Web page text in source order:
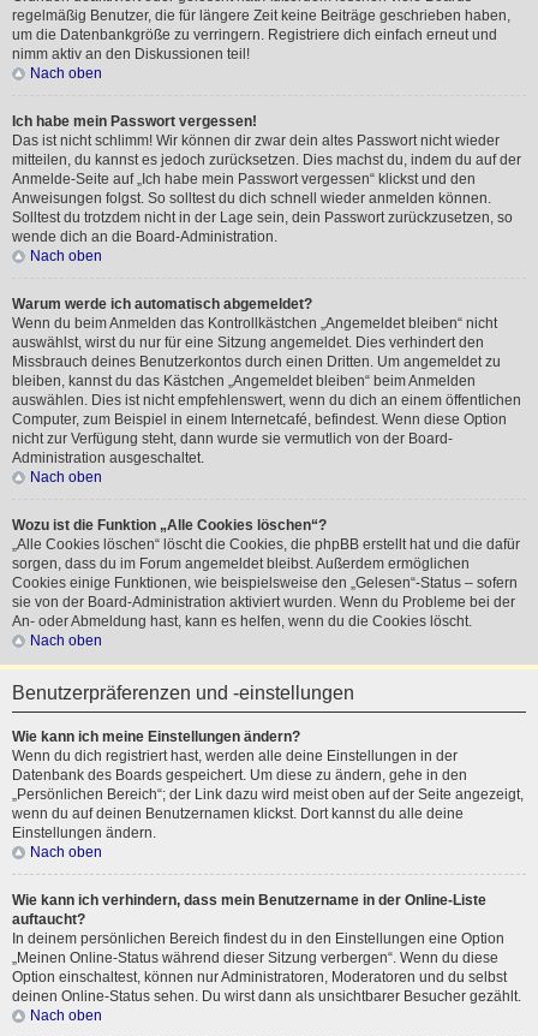
regelmäßig Benutzer, die für längere Zeit keine Beiträge geschrieben haben,
um die Datenbankgröße zu verringern. Registriere dich einfach erneut und
nimm aktiv an den Diskussionen teil!
Nach oben
Ich habe mein Passwort vergessen!
Das ist nicht schlimm! Wir können dir zwar dein altes Passwort nicht wieder
mitteilen, du kannst es jedoch zurücksetzen. Dies machst du, indem du auf der
Anmelde-Seite auf „Ich habe mein Passwort vergessen“ klickst und den
Anweisungen folgst. So solltest du dich schnell wieder anmelden können.
Solltest du trotzdem nicht in der Lage sein, dein Passwort zurückzusetzen, so
wende dich an die Board-Administration.
Nach oben
Warum werde ich automatisch abgemeldet?
Wenn du beim Anmelden das Kontrollkästchen „Angemeldet bleiben“ nicht
auswählst, wirst du nur für eine Sitzung angemeldet. Dies verhindert den
Missbrauch deines Benutzerkontos durch einen Dritten. Um angemeldet zu
bleiben, kannst du das Kästchen „Angemeldet bleiben“ beim Anmelden
auswählen. Dies ist nicht empfehlenswert, wenn du dich an einem öffentlichen
Computer, zum Beispiel in einem Internetcafé, befindest. Wenn diese Option
nicht zur Verfügung steht, dann wurde sie vermutlich von der Board-
Administration ausgeschaltet.
Nach oben
Wozu ist die Funktion „Alle Cookies löschen“?
„Alle Cookies löschen“ löscht die Cookies, die phpBB erstellt hat und die dafür
sorgen, dass du im Forum angemeldet bleibst. Außerdem ermöglichen
Cookies einige Funktionen, wie beispielsweise den „Gelesen“-Status – sofern
sie von der Board-Administration aktiviert wurden. Wenn du Probleme bei der
An- oder Abmeldung hast, kann es helfen, wenn du die Cookies löscht.
Nach oben
Benutzerpräferenzen und -einstellungen
Wie kann ich meine Einstellungen ändern?
Wenn du dich registriert hast, werden alle deine Einstellungen in der
Datenbank des Boards gespeichert. Um diese zu ändern, gehe in den
„Persönlichen Bereich“; der Link dazu wird meist oben auf der Seite angezeigt,
wenn du auf deinen Benutzernamen klickst. Dort kannst du alle deine
Einstellungen ändern.
Nach oben
Wie kann ich verhindern, dass mein Benutzername in der Online-Liste
auftaucht?
In deinem persönlichen Bereich findest du in den Einstellungen eine Option
„Meinen Online-Status während dieser Sitzung verbergen“. Wenn du diese
Option einschaltest, können nur Administratoren, Moderatoren und du selbst
deinen Online-Status sehen. Du wirst dann als unsichtbarer Besucher gezählt.
Nach oben